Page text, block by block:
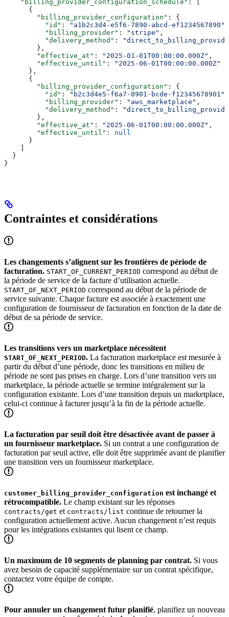
    "billing_provider_configuration_schedule"
: [
      {
        "billing_provider_configuration"
: {
          "id"
: "a1b2c3d4-e5f6-7890-abcd-ef1234567890"
          "billing_provider"
: "stripe" ,
          "delivery_method"
:
        },
        "effective_at"
: "2025-01-01T00:00:00.000Z" ,
        "effective_until"
:
"2025-06-01T00:00:00.000Z"
      },
      {
        "billing_provider_configuration"
: {
          "id"
: "b2c3d4e5-f6a7-8901-bcde-f12345678901"
          "billing_provider"
: "aws_marketplace" ,
          "delivery_method"
:
        },
        "effective_at"
: "2025-06-01T00:00:00.000Z" ,
        "effective_until"
: null
      }
    ]
  }
}
Contraintes et considérations
Les changements s’alignent sur les frontières de période de
facturation. START_OF_CURRENT_PERIOD correspond au début de
la période de service de la facture d’utilisation actuelle.
START_OF_NEXT_PERIOD correspond au début de la période de
service suivante. Chaque facture est associée à exactement une
configuration de fournisseur de facturation en fonction de la date de
début de sa période de service.
Les transitions vers un marketplace nécessitent
START_OF_NEXT_PERIOD. La facturation marketplace est mesurée à
partir du début d’une période, donc les transitions en milieu de
période ne sont pas prises en charge. Lors d’une transition vers un
marketplace, la période actuelle se termine intégralement sur la
configuration existante. Lors d’une transition depuis un marketplace,
celui-ci continue à facturer jusqu’à la fin de la période actuelle.
La facturation par seuil doit être désactivée avant de passer à
un fournisseur marketplace. Si un contrat a une configuration de
facturation par seuil active, elle doit être supprimée avant de planifier
une transition vers un fournisseur marketplace.
customer_billing_provider_configuration est inchangé et
rétrocompatible. Le champ existant sur les réponses
contracts/get et contracts/list continue de retourner la
configuration actuellement active. Aucun changement n’est requis
pour les intégrations existantes qui lisent ce champ.
Un maximum de 10 segments de planning par contrat. Si vous
avez besoin de capacité supplémentaire sur un contrat spécifique,
contactez votre équipe de compte.
Pour annuler un changement futur planifié, planifiez un nouveau